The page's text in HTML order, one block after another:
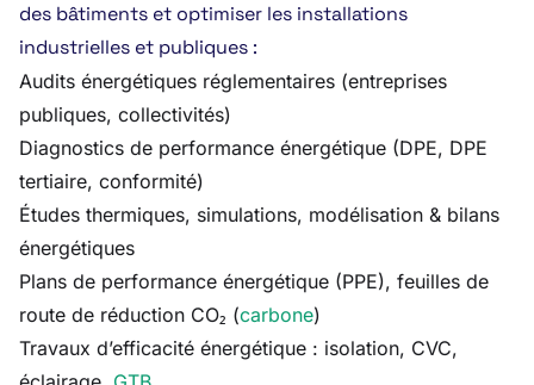
des bâtiments et optimiser les installations
industrielles et publiques :
Audits énergétiques réglementaires (entreprises
publiques, collectivités)
Diagnostics de performance énergétique (DPE, DPE
tertiaire, conformité)
Études thermiques, simulations, modélisation & bilans
énergétiques
Plans de performance énergétique (PPE), feuilles de
route de réduction CO₂ (carbone)
Travaux d’efficacité énergétique : isolation, CVC,